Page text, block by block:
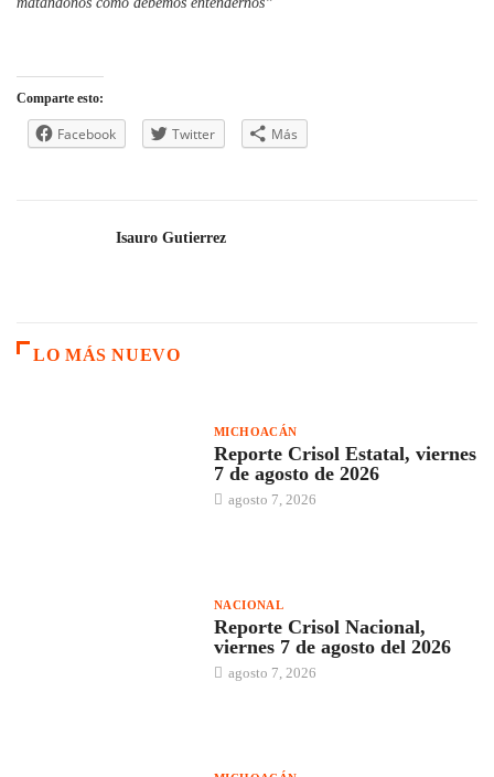
Comparte esto:
Facebook Twitter Más
Isauro Gutierrez
LO MÁS NUEVO
MICHOACÁN
Reporte Crisol Estatal, viernes
7 de agosto de 2026
agosto 7, 2026
NACIONAL
Reporte Crisol Nacional,
viernes 7 de agosto del 2026
agosto 7, 2026